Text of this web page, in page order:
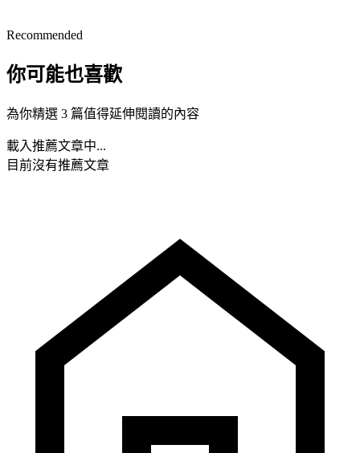
Recommended
你可能也喜歡
為你精選 3 篇值得延伸閱讀的內容
載入推薦文章中...
目前沒有推薦文章